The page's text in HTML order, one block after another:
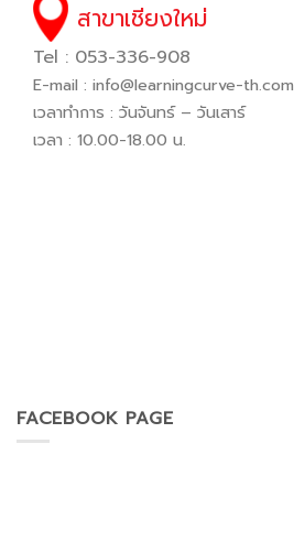
สาขาเชียงใหม่
Tel : 053-336-908
E-mail : info@learningcurve-th.com
เวลาทำการ : วันจันทร์ – วันเสาร์
เวลา : 10.00-18.00 น.
FACEBOOK PAGE